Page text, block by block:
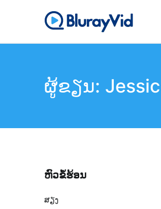
ຜູ້ຂຽນ: Jessic
ຫົວຂໍ້ຮ້ອນ
ສຽງ